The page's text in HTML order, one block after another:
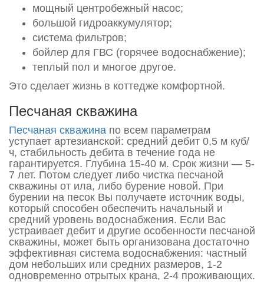
мощный центробежный насос;
большой гидроаккумулятор;
система фильтров;
бойлер для ГВС (горячее водоснабжение);
теплый пол и многое другое.
Это сделает жизнь в коттедже комфортной.
Песчаная скважина
Песчаная скважина по всем параметрам
уступает артезианской: средний дебит 0,5 м куб/
ч, стабильность дебита в течение года не
гарантируется. Глубина 15-40 м. Срок жизни — 5-
7 лет. Потом следует либо чистка песчаной
скважины от ила, либо бурение новой. При
бурении на песок Вы получаете источник воды,
который способен обеспечить начальный и
средний уровень водоснабжения. Если Вас
устраивает дебит и другие особенности песчаной
скважины, может быть организована достаточно
эффективная система водоснабжения: частный
дом небольших или средних размеров, 1-2
одновременно отрытых крана, 2-4 проживающих.